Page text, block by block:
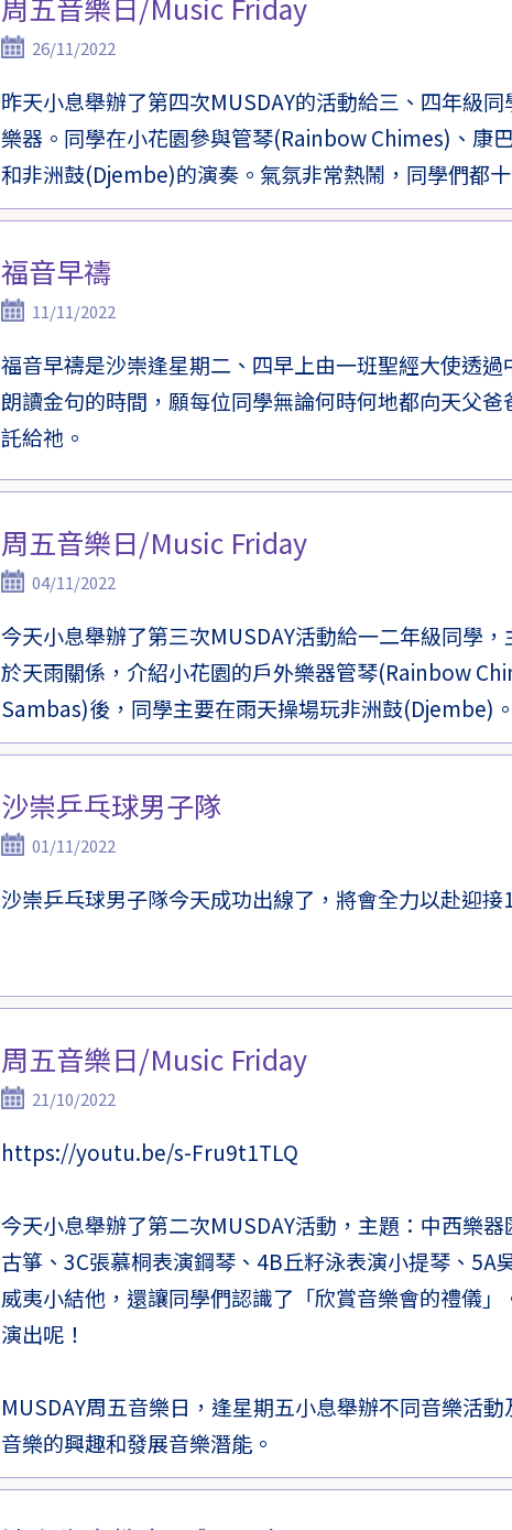
26/11/2022
昨天小息舉辦了第四次MUSDAY的活動給三、四年級
樂器。同學在小花園參與管琴(Rainbow Chimes)、康
和非洲鼓(Djembe)的演奏。氣氛非常熱鬧，同學們都
福音早禱
11/11/2022
福音早禱是沙崇逢星期二、四早上由一班聖經大使透
朗讀金句的時間，願每位同學無論何時何地都向天父
託給祂。
周五音樂日/Music Friday
04/11/2022
今天小息舉辦了第三次MUSDAY活動給一二年級同學
於天雨關係，介紹小花園的戶外樂器管琴(Rainbow
Sambas)後，同學主要在雨天操場玩非洲鼓(Djembe)
沙崇乒乓球男子隊
01/11/2022
沙崇乒乓球男子隊今天成功出線了，將會全力以赴迎接
周五音樂日/Music Friday
21/10/2022
https://youtu.be/s-Fru9t1TLQ
今天小息舉辦了第二次MUSDAY活動，主題：中西樂
古箏、3C張慕桐表演鋼琴、4B丘籽泳表演小提琴、5A
威夷小結他，還讓同學們認識了「欣賞音樂會的禮儀
演出呢！
MUSDAY周五音樂日，逢星期五小息舉辦不同音樂活
音樂的興趣和發展音樂潛能。